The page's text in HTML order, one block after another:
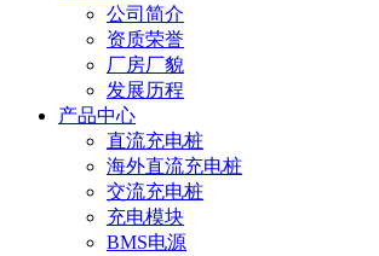
公司简介
资质荣誉
厂房厂貌
发展历程
产品中心
直流充电桩
海外直流充电桩
交流充电桩
充电模块
BMS电源